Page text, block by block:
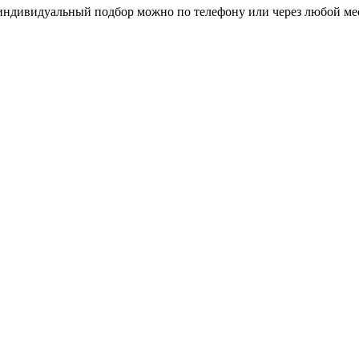
подбор можно по телефону или через любой